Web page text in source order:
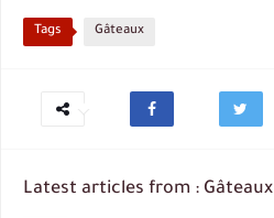
Tags Gâteaux
Latest articles from : Gâteaux